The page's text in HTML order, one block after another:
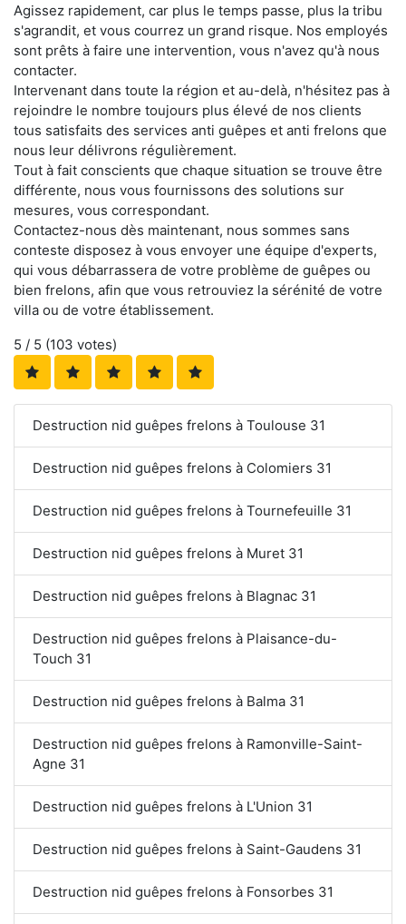
Agissez rapidement, car plus le temps passe, plus la tribu
s'agrandit, et vous courrez un grand risque. Nos employés
sont prêts à faire une intervention, vous n'avez qu'à nous
contacter.
Intervenant dans toute la région et au-delà, n'hésitez pas à
rejoindre le nombre toujours plus élevé de nos clients
tous satisfaits des services anti guêpes et anti frelons que
nous leur délivrons régulièrement.
Tout à fait conscients que chaque situation se trouve être
différente, nous vous fournissons des solutions sur
mesures, vous correspondant.
Contactez-nous dès maintenant, nous sommes sans
conteste disposez à vous envoyer une équipe d'experts,
qui vous débarrassera de votre problème de guêpes ou
bien frelons, afin que vous retrouviez la sérénité de votre
villa ou de votre établissement.
5 / 5 (103 votes)
Destruction nid guêpes frelons à Toulouse 31
Destruction nid guêpes frelons à Colomiers 31
Destruction nid guêpes frelons à Tournefeuille 31
Destruction nid guêpes frelons à Muret 31
Destruction nid guêpes frelons à Blagnac 31
Destruction nid guêpes frelons à Plaisance-du-
Touch 31
Destruction nid guêpes frelons à Balma 31
Destruction nid guêpes frelons à Ramonville-Saint-
Agne 31
Destruction nid guêpes frelons à L'Union 31
Destruction nid guêpes frelons à Saint-Gaudens 31
Destruction nid guêpes frelons à Fonsorbes 31